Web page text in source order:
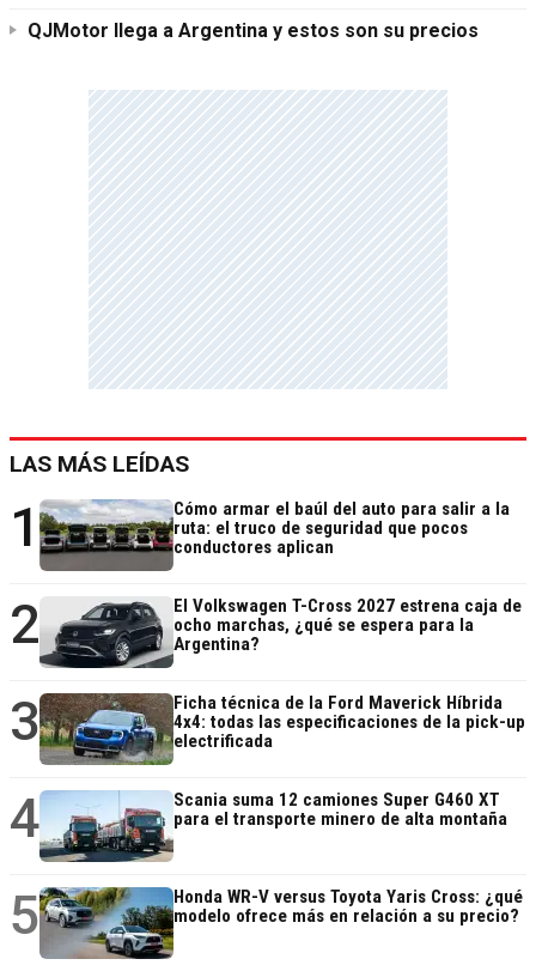
QJMotor llega a Argentina y estos son su precios
LAS MÁS LEÍDAS
1
Cómo armar el baúl del auto para salir a la
ruta: el truco de seguridad que pocos
conductores aplican
2
El Volkswagen T-Cross 2027 estrena caja de
ocho marchas, ¿qué se espera para la
Argentina?
3
Ficha técnica de la Ford Maverick Híbrida
4x4: todas las especificaciones de la pick-up
electrificada
4
Scania suma 12 camiones Super G460 XT
para el transporte minero de alta montaña
5
Honda WR-V versus Toyota Yaris Cross: ¿qué
modelo ofrece más en relación a su precio?